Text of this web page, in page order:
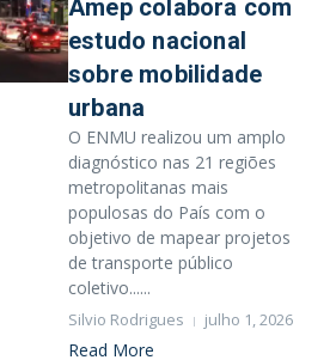
Amep colabora com
estudo nacional
sobre mobilidade
urbana
O ENMU realizou um amplo
diagnóstico nas 21 regiões
metropolitanas mais
populosas do País com o
objetivo de mapear projetos
de transporte público
coletivo......
Silvio Rodrigues julho 1, 2026
Read More